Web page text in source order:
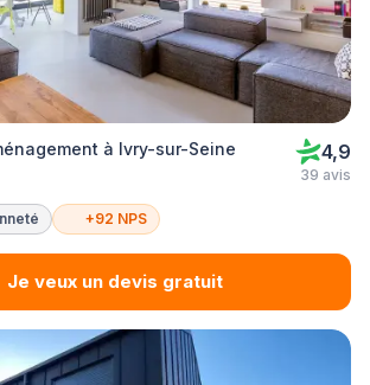
à Ivry-sur-Seine 4,9
39 avis
+92 NPS
Je veux un devis gratuit